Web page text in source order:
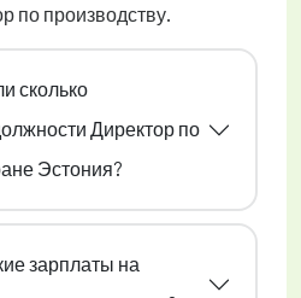
по производству.
сколько
Директор по
Эстония?
зарплаты на